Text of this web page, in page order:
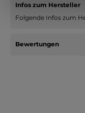
Infos zum Hersteller
Folgende Infos zum
Bewertungen